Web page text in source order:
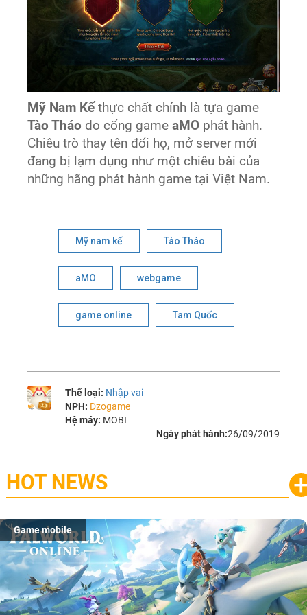
Mỹ Nam Kế thực chất chính là tựa game
Tào Tháo do cổng gameaMO phát hành.
Chiêu trò thay tên đổi họ, mở server mới
đang bị lạm dụng như một chiêu bài của
những hãng phát hành game tại Việt Nam.
Mỹ nam kế Tào Tháo
aMO webgame
game online Tam Quốc
Thể loại: Nhập vai
NPH: Dzogame
Hệ máy: MOBI
Ngày phát hành:26/09/2019
HOT NEWS
Game mobile